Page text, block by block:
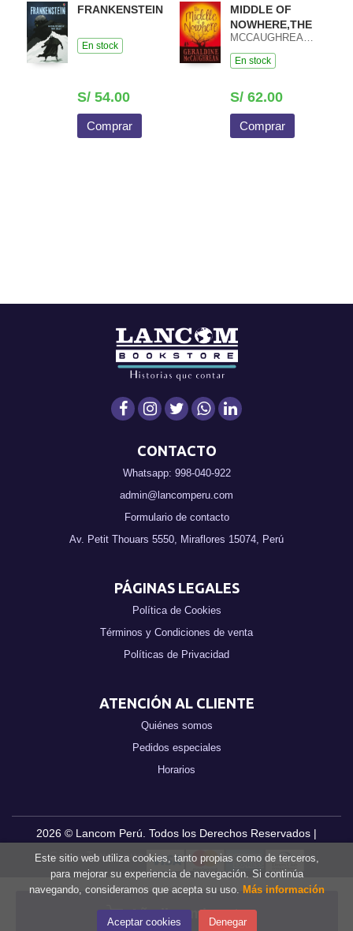
Añadir a mi cesta
FRANKENSTEIN
En stock
S/ 54.00
Comprar
MIDDLE OF
NOWHERE,THE
MCCAUGHREAN,GERALDINE
En stock
S/ 62.00
Comprar
CONTACTO
Whatsapp: 998-040-922
admin@lancomperu.com
Formulario de contacto
Av. Petit Thouars 5550, Miraflores 15074, Perú
PÁGINAS LEGALES
Política de Cookies
Términos y Condiciones de venta
Políticas de Privacidad
ATENCIÓN AL CLIENTE
Quiénes somos
Pedidos especiales
Horarios
2026 © Lancom Perú . Todos los Derechos Reservados |
Grupo Trevenque
Este sitio web utiliza cookies, tanto propias como de terceros,
para mejorar su experiencia de navegación. Si continúa
navegando, consideramos que acepta su uso. Más información
Aceptar cookies Denegar